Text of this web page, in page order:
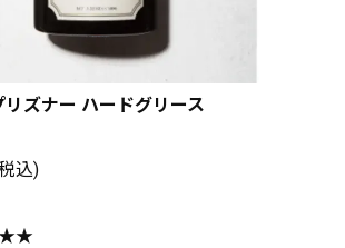
リズナー ハードグリース
込)